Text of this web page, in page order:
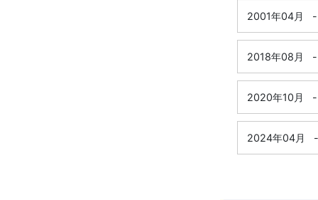
2001年04月 -
2018年08月 -
2020年10月 -
2024年04月 -